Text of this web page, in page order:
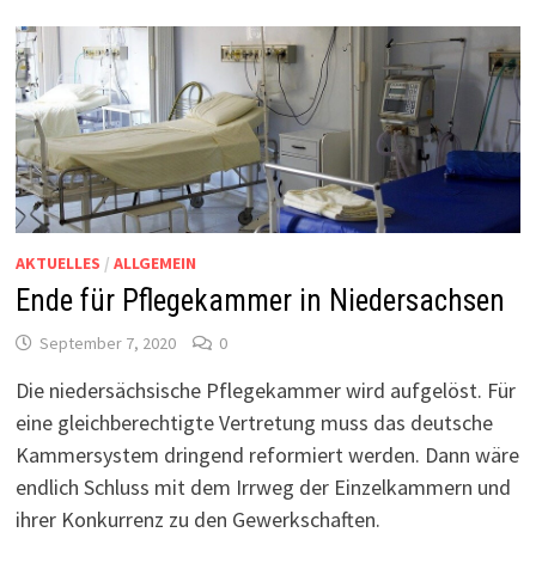
AKTUELLES / ALLGEMEIN
Ende für Pflegekammer in Niedersachsen
September 7, 2020 0
Die niedersächsische Pflegekammer wird aufgelöst. Für
eine gleichberechtigte Vertretung muss das deutsche
Kammersystem dringend reformiert werden. Dann wäre
endlich Schluss mit dem Irrweg der Einzelkammern und
ihrer Konkurrenz zu den Gewerkschaften.